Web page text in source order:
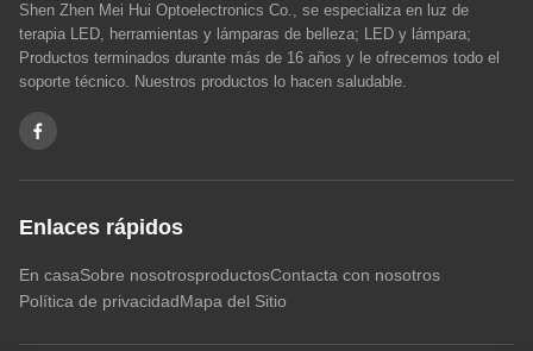
Shen Zhen Mei Hui Optoelectronics Co., se especializa en luz de
terapia LED, herramientas y lámparas de belleza; LED y lámpara;
Productos terminados durante más de 16 años y le ofrecemos todo el
soporte técnico. Nuestros productos lo hacen saludable.
Enlaces rápidos
En casaSobre nosotrosproductosContacta con nosotros
Política de privacidadMapa del Sitio